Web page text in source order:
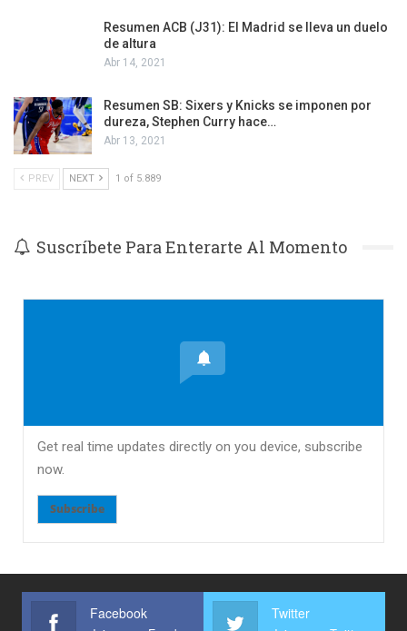
Resumen ACB (J31): El Madrid se lleva un duelo
de altura
Abr 14, 2021
Resumen SB: Sixers y Knicks se imponen por
dureza, Stephen Curry hace…
Abr 13, 2021
PREV NEXT 1 of 5.889
Suscríbete Para Enterarte Al Momento
Get real time updates directly on you device, subscribe
now.
Subscribe
Facebook Twitter